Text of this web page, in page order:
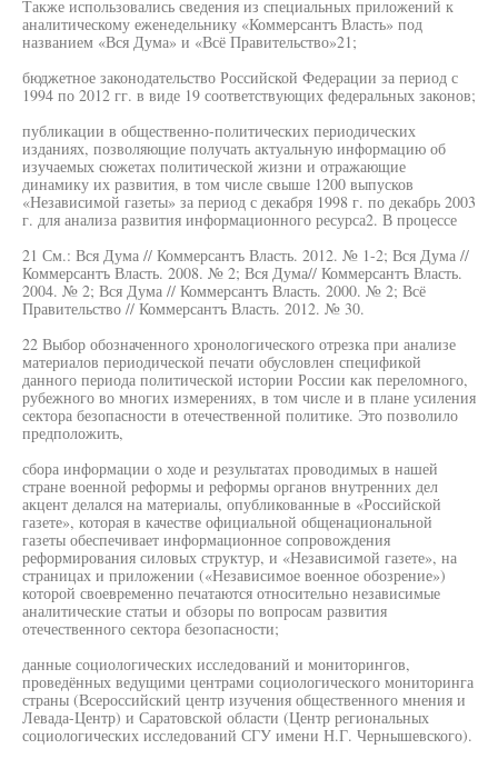
Также использовались сведения из специальных приложений к
аналитическому еженедельнику «Коммерсантъ Власть» под
названием «Вся Дума» и «Всё Правительство»21;
бюджетное законодательство Российской Федерации за период с
1994 по 2012 гг. в виде 19 соответствующих федеральных законов;
публикации в общественно-политических периодических
изданиях, позволяющие получать актуальную информацию об
изучаемых сюжетах политической жизни и отражающие
динамику их развития, в том числе свыше 1200 выпусков
«Независимой газеты» за период с декабря 1998 г. по декабрь 2003
г. для анализа развития информационного ресурса2. В процессе
21 См.: Вся Дума // Коммерсантъ Власть. 2012. № 1-2; Вся Дума //
Коммерсантъ Власть. 2008. № 2; Вся Дума// Коммерсантъ Власть.
2004. № 2; Вся Дума // Коммерсантъ Власть. 2000. № 2; Всё
Правительство // Коммерсантъ Власть. 2012. № 30.
22 Выбор обозначенного хронологического отрезка при анализе
материалов периодической печати обусловлен спецификой
данного периода политической истории России как переломного,
рубежного во многих измерениях, в том числе и в плане усиления
сектора безопасности в отечественной политике. Это позволило
предположить,
сбора информации о ходе и результатах проводимых в нашей
стране военной реформы и реформы органов внутренних дел
акцент делался на материалы, опубликованные в «Российской
газете», которая в качестве официальной общенациональной
газеты обеспечивает информационное сопровождения
реформирования силовых структур, и «Независимой газете», на
страницах и приложении («Независимое военное обозрение»)
которой своевременно печатаются относительно независимые
аналитические статьи и обзоры по вопросам развития
отечественного сектора безопасности;
данные социологических исследований и мониторингов,
проведённых ведущими центрами социологического мониторинга
страны (Всероссийский центр изучения общественного мнения и
Левада-Центр) и Саратовской области (Центр региональных
социологических исследований СГУ имени Н.Г. Чернышевского).